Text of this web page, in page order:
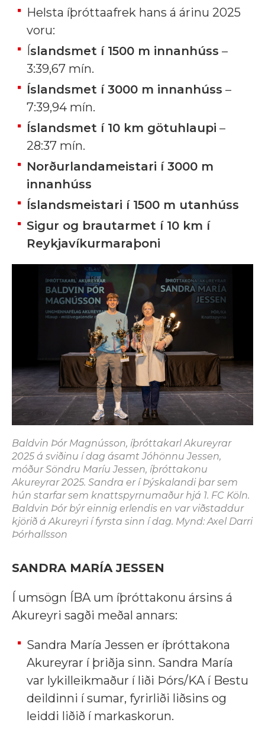
Helsta íþróttaafrek hans á árinu 2025
voru:
Íslandsmet í 1500 m innanhúss –
3:39,67 mín.
Íslandsmet í 3000 m innanhúss –
7:39,94 mín.
Íslandsmet í 10 km götuhlaupi –
28:37 mín.
Norðurlandameistari í 3000 m
innanhúss
Íslandsmeistari í 1500 m utanhúss
Sigur og brautarmet í 10 km í
Reykjavíkurmaraþoni
Baldvin Þór Magnússon, íþróttakarl Akureyrar
2025 á sviðinu í dag ásamt Jóhönnu Jessen,
móður Söndru Maríu Jessen, íþróttakonu
Akureyrar 2025. Sandra er í Þýskalandi þar sem
hún starfar sem knattspyrnumaður hjá 1. FC Köln.
Baldvin Þór býr einnig erlendis en var viðstaddur
kjörið á Akureyri í fyrsta sinn í dag. Mynd: Axel Darri
Þórhallsson
SANDRA MARÍA JESSEN
Í umsögn ÍBA um íþróttakonu ársins á
Akureyri sagði meðal annars:
Sandra María Jessen er íþróttakona
Akureyrar í þriðja sinn. Sandra María
var lykilleikmaður í liði Þórs/KA í Bestu
deildinni í sumar, fyrirliði liðsins og
leiddi liðið í markaskorun.